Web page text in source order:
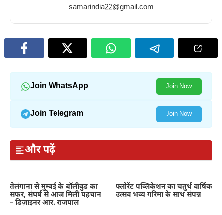
in
raisins
winter
samarindia22@gmail.com
Join WhatsApp Join Now
Join Telegram Join Now
और पढ़ें
तेलंगाना से मुम्बई के बॉलीवुड का
सफर, संघर्ष से आज मिली पहचान
– डिज़ाइनर आर. राजपाल
फ्लोरेंट पब्लिकेशन का चतुर्थ वार्षिक
उत्सव भव्य गरिमा के साथ संपन्न